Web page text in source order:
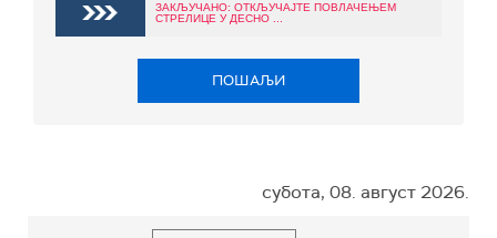
ЗАКЉУЧАНО: ОТКЉУЧАЈТЕ ПОВЛАЧЕЊЕМ
СТРЕЛИЦЕ У ДЕСНО ...
ПОШАЉИ
субота, 08. август 2026.